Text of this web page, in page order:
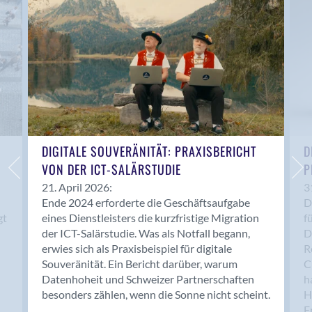
Anwil
Appenzell
Au SG
Baar
Baden
Balsthal
Balzers
Basel
Bassersdorf
Belp
Bendern
Benken (SG)
Bergdietikon
Berlin
Bern
Bern - Liebefeld
DIGITALE SOUVERÄNITÄT: PRAXISBERICHT
VON DER ICT-SALÄRSTUDIE
21. April 2026:
Ende 2024 erforderte die Geschäftsaufgabe
eines Dienstleisters die kurzfristige Migration
der ICT-Salärstudie. Was als Notfall begann,
erwies sich als Praxisbeispiel für digitale
Souveränität. Ein Bericht darüber, warum
Datenhoheit und Schweizer Partnerschaften
besonders zählen, wenn die Sonne nicht scheint.